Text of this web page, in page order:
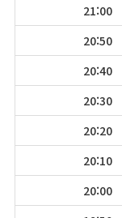
21:00
20:50
20:40
20:30
20:20
20:10
20:00